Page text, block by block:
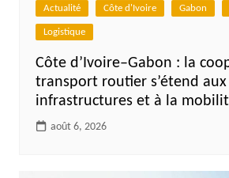
Actualité Côte d'Ivoire Gabon
Logistique
Côte d’Ivoire–Gabon : la
transport routier s’étend aux
infrastructures et à la
août 6, 2026